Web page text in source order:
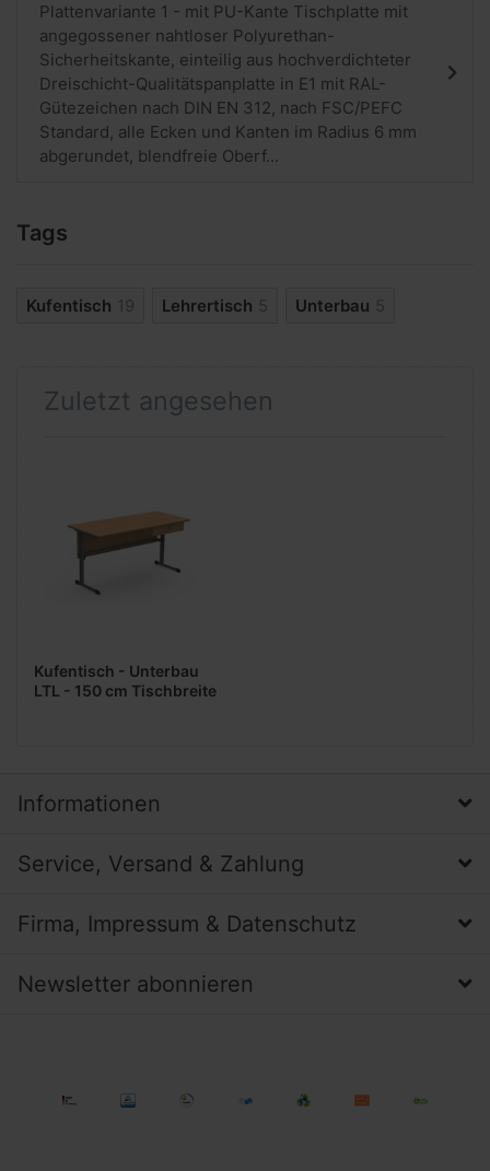
Plattenvariante 1 - mit PU-Kante Tischplatte mit
angegossener nahtloser Polyurethan-
Sicherheitskante, einteilig aus hochverdichteter
Dreischicht-Qualitätspanplatte in E1 mit RAL-
Gütezeichen nach DIN EN 312, nach FSC/PEFC
Standard, alle Ecken und Kanten im Radius 6 mm
abgerundet, blendfreie Oberf...
Tags
Kufentisch 19 Lehrertisch 5 Unterbau 5
Zuletzt angesehen
Kufentisch - Unterbau
LTL - 150 cm Tischbreite
Informationen
Service, Versand & Zahlung
Firma, Impressum & Datenschutz
Newsletter abonnieren